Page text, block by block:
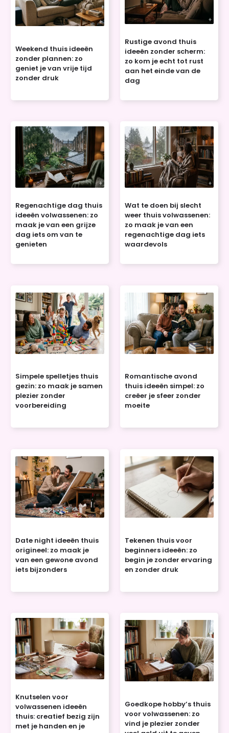
Weekend thuis ideeën
zonder plannen: zo
geniet je van vrije tijd
zonder druk
Rustige avond thuis
ideeën zonder scherm:
zo kom je echt tot rust
aan het einde van de
dag
Regenachtige dag thuis
ideeën volwassenen: zo
maak je van een grijze
dag iets om van te
genieten
Wat te doen bij slecht
weer thuis volwassenen:
zo maak je van een
regenachtige dag iets
waardevols
Simpele spelletjes thuis
gezin: zo maak je samen
plezier zonder
voorbereiding
Romantische avond
thuis ideeën simpel: zo
creëer je sfeer zonder
moeite
Date night ideeën thuis
origineel: zo maak je
van een gewone avond
iets bijzonders
Tekenen thuis voor
beginners ideeën: zo
begin je zonder ervaring
en zonder druk
Knutselen voor
volwassenen ideeën
thuis: creatief bezig zijn
met je handen en je
Goedkope hobby’s thuis
voor volwassenen: zo
vind je plezier zonder